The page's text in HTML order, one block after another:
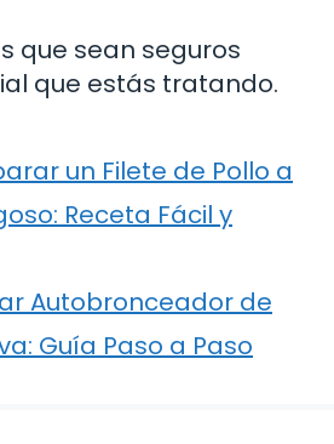
que sean seguros
que estás tratando.
un Filete de Pollo a
Receta Fácil y
Autobronceador de
Guía Paso a Paso